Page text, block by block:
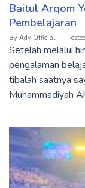
Baitul Arqom
Pembelajaran
By Ady Official
Setelah melalui
pengalaman
tibalah saatnya
Muhammadiyah